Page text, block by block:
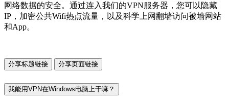
网络数据的安全。通过连入我们的VPN服务器，您可以隐藏
IP，加密公共Wifi热点流量，以及科学上网翻墙访问被墙网站
和App。
分享标题链接 分享页面链接
我能用VPN在Windows电脑上干嘛？